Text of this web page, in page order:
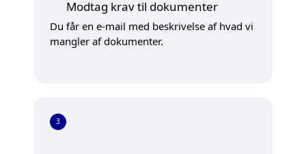
Modtag krav til dokumenter
Du får en e-mail med beskrivelse af hvad vi
mangler af dokumenter.
3